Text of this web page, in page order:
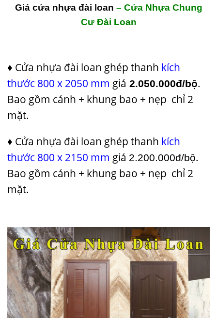
Giá cửa nhựa đài loan – Cửa Nhựa Chung
Cư Đài Loan
♦ Cửa nhựa đài loan ghép thanh kích
thước 800 x 2050 mm giá 2.050.000đ/bộ.
Bao gồm cánh + khung bao + nẹp chỉ 2
mặt.
♦ Cửa nhựa đài loan ghép thanh kích
thước 800 x 2150 mm giá 2.200.000đ/bộ.
Bao gồm cánh + khung bao + nẹp chỉ 2
mặt.